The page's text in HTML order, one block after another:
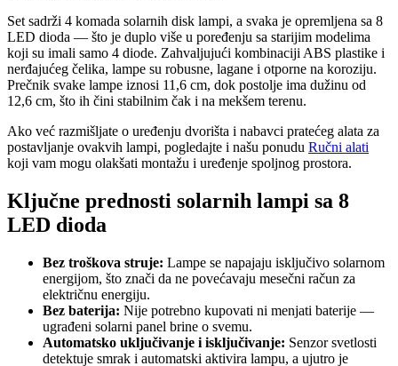
Set sadrži 4 komada solarnih disk lampi, a svaka je opremljena sa 8
LED dioda — što je duplo više u poređenju sa starijim modelima
koji su imali samo 4 diode. Zahvaljujući kombinaciji ABS plastike i
nerđajućeg čelika, lampe su robusne, lagane i otporne na koroziju.
Prečnik svake lampe iznosi 11,6 cm, dok postolje ima dužinu od
12,6 cm, što ih čini stabilnim čak i na mekšem terenu.
Ako već razmišljate o uređenju dvorišta i nabavci pratećeg alata za
postavljanje ovakvih lampi, pogledajte i našu ponudu Ručni alati
koji vam mogu olakšati montažu i uređenje spoljnog prostora.
Ključne prednosti solarnih lampi sa 8
LED dioda
Bez troškova struje: Lampe se napajaju isključivo solarnom
energijom, što znači da ne povećavaju mesečni račun za
električnu energiju.
Bez baterija: Nije potrebno kupovati ni menjati baterije —
ugrađeni solarni panel brine o svemu.
Automatsko uključivanje i isključivanje: Senzor svetlosti
detektuje smrak i automatski aktivira lampu, a ujutro je